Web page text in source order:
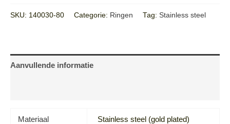
SKU: 140030-80 Categorie: Ringen Tag: Stainless steel
Aanvullende informatie
Materiaal Stainless steel (gold plated)